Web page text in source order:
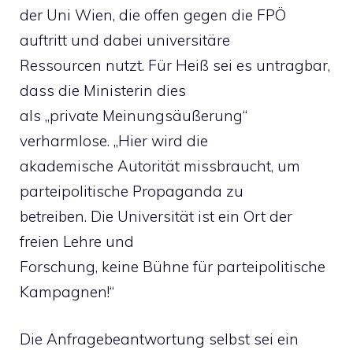
der Uni Wien, die offen gegen die FPÖ
auftritt und dabei universitäre
Ressourcen nutzt. Für Heiß sei es untragbar,
dass die Ministerin dies
als „private Meinungsäußerung“
verharmlose. „Hier wird die
akademische Autorität missbraucht, um
parteipolitische Propaganda zu
betreiben. Die Universität ist ein Ort der
freien Lehre und
Forschung, keine Bühne für parteipolitische
Kampagnen!“
Die Anfragebeantwortung selbst sei ein